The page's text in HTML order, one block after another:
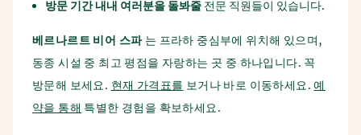
방문 기간 내내 여러분을 돌봐줄 전문 직원들이 있습니다.
베르나르트 비어 스파 는 프라하 중심부에 위치해 있으며,
동종 시설 중 최고 평점을 자랑하는 곳 중 하나입니다. 꼭
방문해 보세요. 현재 가격표를 보거나 바로 이동하세요.예
약을 통해 특별한 경험을 확보하세요.